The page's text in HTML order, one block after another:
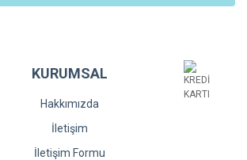
KURUMSAL
Hakkımızda
İletişim
İletişim Formu